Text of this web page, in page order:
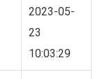
2023-05-
23
10:03:29